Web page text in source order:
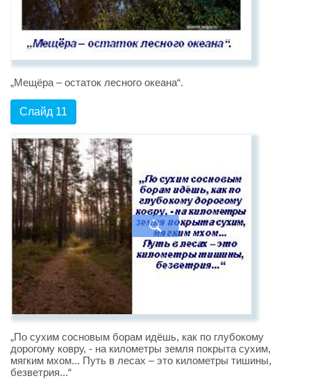
„Мещёра – остаток лесного океана“.
Слайд 11
„По сухим сосновым борам идёшь, как по глубокому
дорогому ковру, - на километры земля покрыта сухим,
мягким мхом... Путь в лесах – это километры тишины,
безветрия...“